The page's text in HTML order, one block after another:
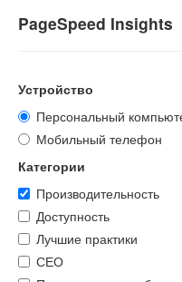
PageSpeed Insights
Устройство
Персональный
Мобильный телефон
Категории
Производительность
Доступность
Лучшие практики
СЕО